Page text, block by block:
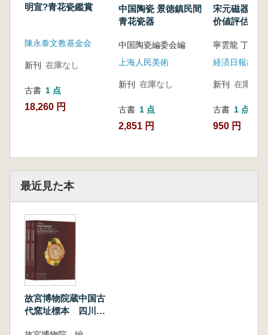
明宣?青花瓷鑑賞
陳永泰文教基金会
新刊 在庫なし
古書 1 点
18,260 円
中国陶瓷 景徳鎮民間
青花瓷器
中国陶瓷編委会編
上海人民美術
新刊 在庫なし
古書 1 点
2,851 円
宋元磁器真
价値評估
寧雲龍 丁卯
経済日報出版
新刊 在庫なし
古書 1 点
950 円
最近見た本
故宮博物院蔵中国古
代窯址標本 四川